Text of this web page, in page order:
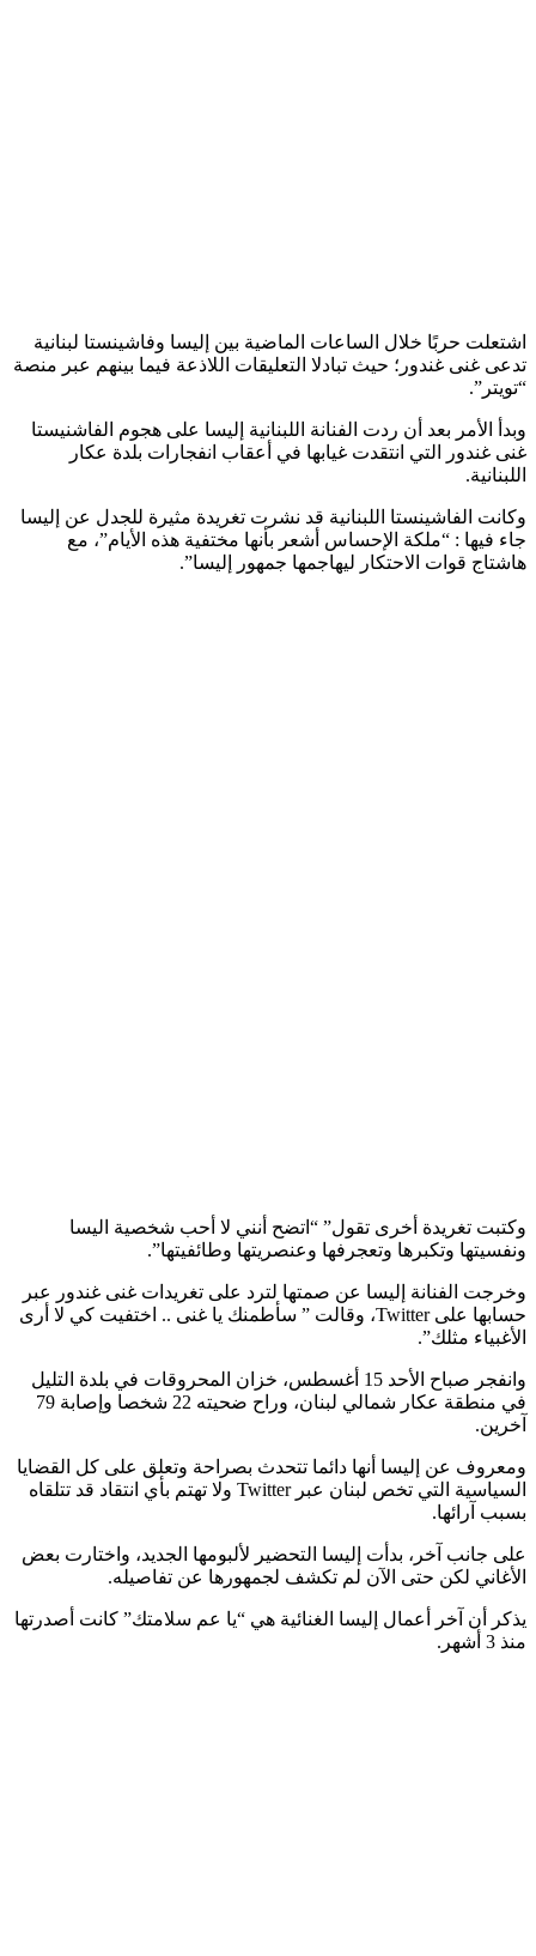
اشتعلت حربًا خلال الساعات الماضية بين إليسا وفاشينستا لبنانية
تدعى غنى غندور؛ حيث تبادلا التعليقات اللاذعة فيما بينهم عبر منصة
“تويتر”.
وبدأ الأمر بعد أن ردت الفنانة اللبنانية إليسا على هجوم الفاشنيستا
غنى غندور التي انتقدت غيابها في أعقاب انفجارات بلدة عكار
اللبنانية.
وكانت الفاشينستا اللبنانية قد نشرت تغريدة مثيرة للجدل عن إليسا
جاء فيها : “ملكة الإحساس أشعر بأنها مختفية هذه الأيام”، مع
هاشتاج قوات الاحتكار ليهاجمها جمهور إليسا”.
وكتبت تغريدة أخرى تقول” “اتضح أنني لا أحب شخصية اليسا
ونفسيتها وتكبرها وتعجرفها وعنصريتها وطائفيتها”.
وخرجت الفنانة إليسا عن صمتها لترد على تغريدات غنى غندور عبر
حسابها على Twitter، وقالت ” سأطمنك يا غنى .. اختفيت كي لا أرى
الأغبياء مثلك”.
وانفجر صباح الأحد 15 أغسطس، خزان المحروقات في بلدة التليل
في منطقة عكار شمالي لبنان، وراح ضحيته 22 شخصا وإصابة 79
آخرين.
ومعروف عن إليسا أنها دائما تتحدث بصراحة وتعلق على كل القضايا
السياسية التي تخص لبنان عبر Twitter ولا تهتم بأي انتقاد قد تتلقاه
بسبب آرائها.
على جانب آخر، بدأت إليسا التحضير لألبومها الجديد، واختارت بعض
الأغاني لكن حتى الآن لم تكشف لجمهورها عن تفاصيله.
يذكر أن آخر أعمال إليسا الغنائية هي “يا عم سلامتك” كانت أصدرتها
منذ 3 أشهر.